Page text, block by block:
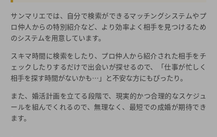
サンマリエでは、自分で検索ができるマッチングシステムやプ
ロ仲人からの特別紹介など、より効率よく相手を見つけるため
のシステムを用意しています。
スキマ時間に検索をしたり、プロ仲人から紹介された相手をチ
ェックしたりするだけで出会いが探せるので、「仕事が忙しく
相手を探す時間がないかも…」と不安な方にもぴったり。
また、婚活計画を立てる段階で、現実的かつ合理的なスケジュ
ールを組んでくれるので、無理なく、最短での成婚が期待でき
ます。